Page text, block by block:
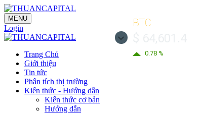
BTC
0.78 %
MENU
Login
Trang Chủ
Giới thiệu
Tin tức
Phân tích thị trường
Kiến thức - Hướng dẫn
Kiến thức cơ bản
Hướng dẫn